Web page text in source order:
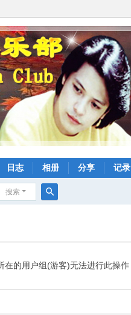
日志 相册 分享 记录
搜索
在的用户组(游客)无法进行此操作